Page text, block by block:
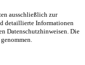
ausschließlich zur
detaillierte Informationen
Datenschutzhinweisen. Die